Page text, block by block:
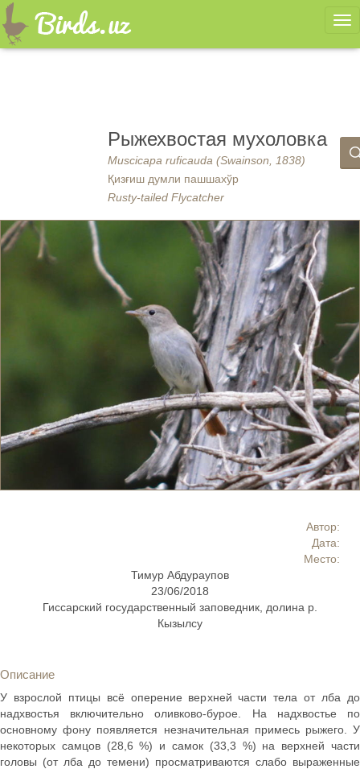
Рыжехвостая мухоловка
Muscicapa ruficauda (Swainson, 1838)
Қизғиш думли пашшахўр
Rusty-tailed Flycatcher
Автор:
Дата:
Место:
Тимур Абдураупов
23/06/2018
Гиссарский государственный заповедник, долина р.
Кызылсу
Описание
У взрослой птицы всё оперение верхней части тела от лба до
надхвостья включительно оливково-бурое. На надхвостье по
основному фону появляется незначительная примесь рыжего. У
некоторых самцов (28,6 %) и самок (33,3 %) на верхней части
головы (от лба до темени) просматриваются слабо выраженные